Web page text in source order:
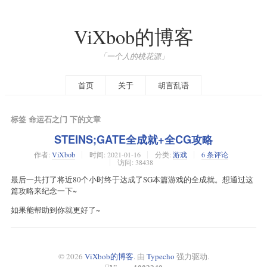
ViXbob的博客
「一个人的桃花源」
首页 关于 胡言乱语
标签 命运石之门 下的文章
STEINS;GATE全成就+全CG攻略
作者: ViXbob 时间: 2021-01-16 分类: 游戏
6 条评论
访问: 38438
最后一共打了将近80个小时终于达成了SG本篇游戏的全成就。想通过这
篇攻略来纪念一下~
如果能帮助到你就更好了~
© 2026 ViXbob的博客. 由 Typecho 强力驱动.